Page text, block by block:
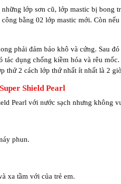
lớp sơn cũ, lớp mastic bị bong
bằng 02 lớp mastic mới. Còn
phải đảm bảo khô và cứng. Sau
tác dụng chống kiềm hóa và rêu
thứ 2 cách lớp thứ nhất ít nhất là 2
Shield Pearl
Pearl với nước sạch nhưng không
phun.
xa tầm với của trẻ em.